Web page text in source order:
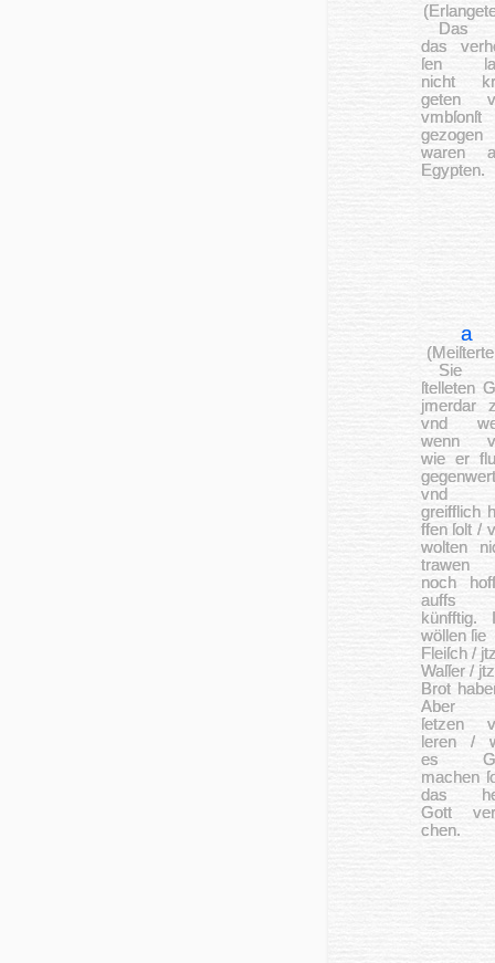
Das
das
ſen
nicht
geten
vmb­ſonſt
gezogen
waren
Egyp­ten.
a
Sie
ſtelleten
jmerdar
vnd
wenn
wie er
vnd
greifflich
ffen ſolt /
wolten
noch
auffs
künfftig.
wöl­len ſie
Fleiſch /
Waſ­ſer /
Brot
Aber
ſetzen
leren /
es
mach­en
das
Gott
chen.